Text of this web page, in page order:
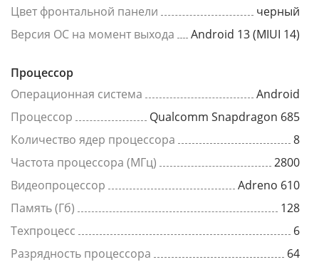
Цвет фронтальной панели
черный
Версия ОС на момент выхода
Android 13 (MIUI 14)
Процессор
Операционная система
Android
Процессор
Qualcomm Snapdragon 685
Количество ядер процессора
8
Частота процессора (МГц)
2800
Видеопроцессор
Adreno 610
Память (Гб)
128
Техпроцесс
6
Разрядность процессора
64